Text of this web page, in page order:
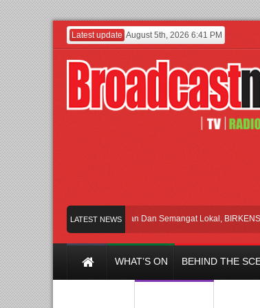
Latest update August 5th, 2026 6:41 PM
LATEST NEWS
Rayakan Perpaduan Warisan Dan Semangat Lokal,
WHAT’S ON BEHIND THE